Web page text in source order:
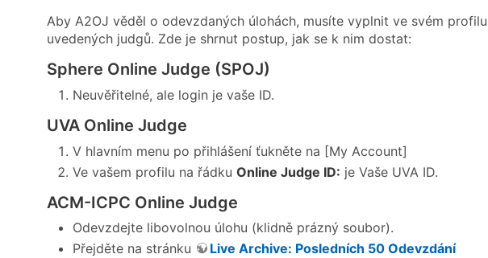
Aby A2OJ věděl o odevzdaných úlohách, musíte vyplnit ve svém
uvedených judgů. Zde je shrnut postup, jak se k nim dostat:
Sphere Online Judge (SPOJ)
Neuvěřitelné, ale login je vaše ID.
UVA Online Judge
V hlavním menu po přihlášení ťukněte na [My Account]
Ve vašem profilu na řádku Online Judge ID: je Vaše UVA ID.
ACM-ICPC Online Judge
Odevzdejte libovolnou úlohu (klidně prázný soubor).
Přejděte na stránku
Live Archive: Posledních 50 Odevzdání